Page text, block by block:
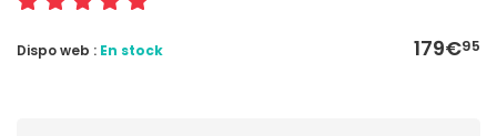
179€95
Dispo web : En stock